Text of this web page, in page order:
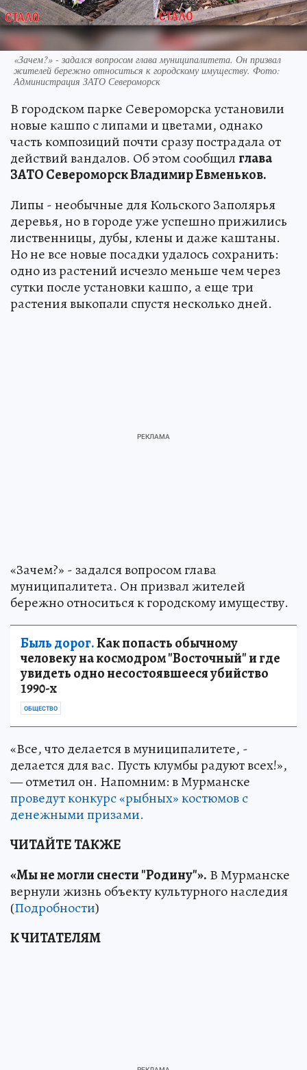
«Зачем?» - задался вопросом глава муниципалитета. Он призвал
жителей бережно относиться к городскому имуществу. Фото:
Администрация ЗАТО Североморск
В городском парке Североморска установили
новые кашпо с липами и цветами, однако
часть композиций почти сразу пострадала от
действий вандалов. Об этом сообщилглава
ЗАТО Североморск Владимир Евменьков.
Липы - необычные для Кольского Заполярья
деревья, но в городе уже успешно прижились
лиственницы, дубы, клены и даже каштаны.
Но не все новые посадки удалось сохранить:
одно из растений исчезло меньше чем через
сутки после установки кашпо, а еще три
растения выкопали спустя несколько дней.
«Зачем?» - задался вопросом глава
муниципалитета. Он призвал жителей
бережно относиться к городскому имуществу.
Быль дорог.Как попасть обычному
человеку на космодром "Восточный" и где
увидеть одно несостоявшееся убийство
1990-х
ОБЩЕСТВО
«Все, что делается в муниципалитете, -
делается для вас. Пусть клумбы радуют всех!»,
— отметил он. Напомним: в Мурманске
проведут конкурс «рыбных» костюмов с
денежными призами.
ЧИТАЙТЕ ТАКЖЕ
«Мы не могли снести "Родину"». В Мурманске
вернули жизнь объекту культурного наследия
(Подробности)
К ЧИТАТЕЛЯМ